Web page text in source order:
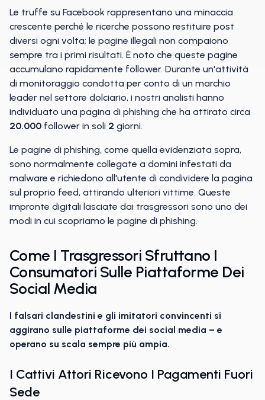
Le truffe su Facebook rappresentano una minaccia
crescente perché le ricerche possono restituire post
diversi ogni volta; le pagine illegali non compaiono
sempre tra i primi risultati. È noto che queste pagine
accumulano rapidamente follower. Durante un'attività
di monitoraggio condotta per conto di un marchio
leader nel settore dolciario, i nostri analisti hanno
individuato una pagina di phishing che ha attirato circa
20.000 follower in soli 2 giorni.
Le pagine di phishing, come quella evidenziata sopra,
sono normalmente collegate a domini infestati da
malware e richiedono all'utente di condividere la pagina
sul proprio feed, attirando ulteriori vittime. Queste
impronte digitali lasciate dai trasgressori sono uno dei
modi in cui scopriamo le pagine di phishing.
Come I Trasgressori Sfruttano I
Consumatori Sulle Piattaforme Dei
Social Media
I falsari clandestini e gli imitatori convincenti si
aggirano sulle piattaforme dei social media – e
operano su scala sempre più ampia.
I Cattivi Attori Ricevono I Pagamenti Fuori
Sede